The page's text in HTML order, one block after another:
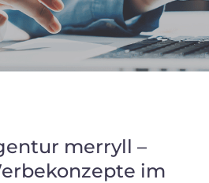
merryll –
im